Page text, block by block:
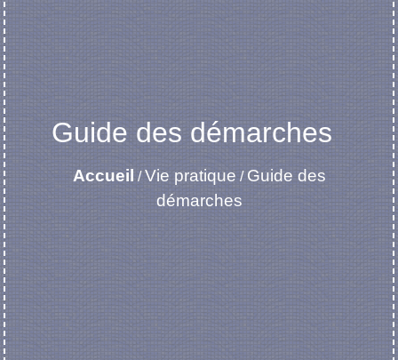
Guide des démarches
Accueil /Vie pratique/ Guide des
démarches